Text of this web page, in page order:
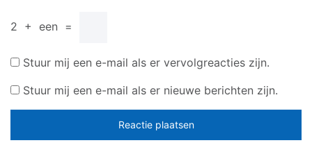
2 + een =
Stuur mij een e-mail als er vervolgreacties zijn.
Stuur mij een e-mail als er nieuwe berichten zijn.